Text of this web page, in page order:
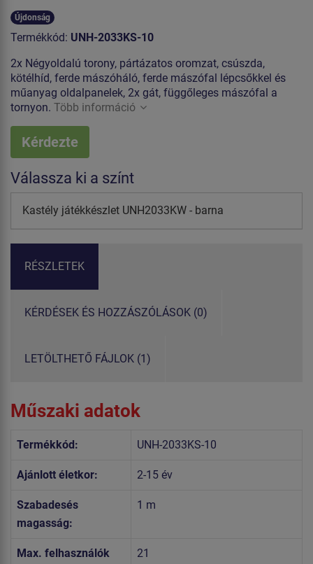
Újdonság
Termékkód: UNH-2033KS-10
2x Négyoldalú torony, pártázatos oromzat, csúszda,
kötélhíd, ferde mászóháló, ferde mászófal lépcsőkkel és
műanyag oldalpanelek, 2x gát, függőleges mászófal a
tornyon. Több információ
Kérdezte
Válassza ki a színt
Kastély játékkészlet UNH2033KW - barna
RÉSZLETEK
KÉRDÉSEK ÉS HOZZÁSZÓLÁSOK (0)
LETÖLTHETŐ FÁJLOK (1)
Műszaki adatok
Termékkód: UNH-2033KS-10
Ajánlott életkor: 2-15 év
Szabadesés
magasság:
1 m
Max. felhasználók
21